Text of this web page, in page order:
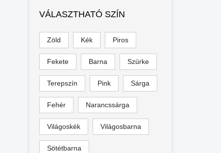
VÁLASZTHATÓ SZÍN
Zöld Kék Piros
Fekete Barna Szürke
Terepszín Pink Sárga
Fehér Narancssárga
Világoskék Világosbarna
Sötétbarna